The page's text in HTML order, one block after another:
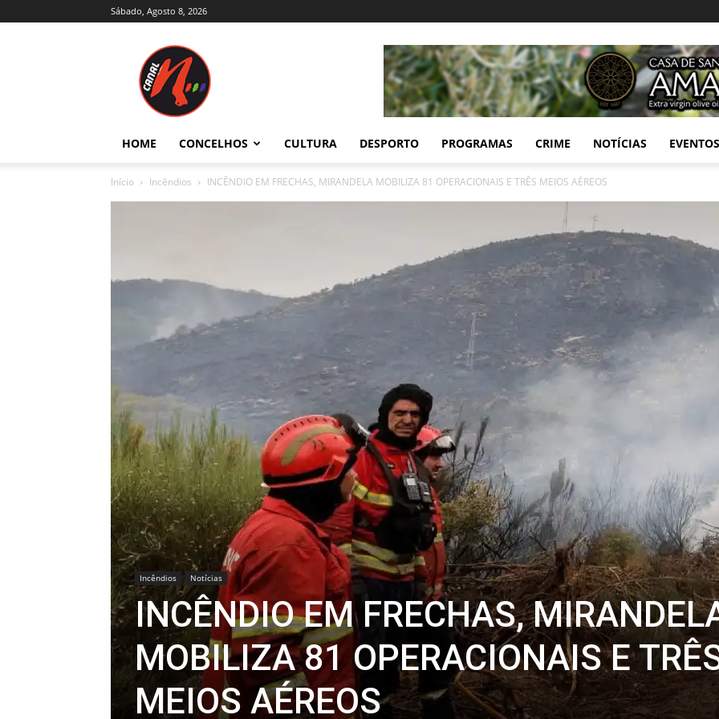
Sábado, Agosto 8, 2026
Trás-
e
Alto
HOME CONCELHOS CULTURA DESPORTO PROGRAMAS CRIME NOTÍCIAS EVENTOS
Início Incêndios INCÊNDIO EM FRECHAS, MIRANDELA MOBILIZA 81 OPERACIONAIS E TRÊS MEIOS AÉREOS
Incêndios Notícias
INCÊNDIO EM FRECHAS,
MOBILIZA 81 OPERACIONAIS E
MEIOS AÉREOS